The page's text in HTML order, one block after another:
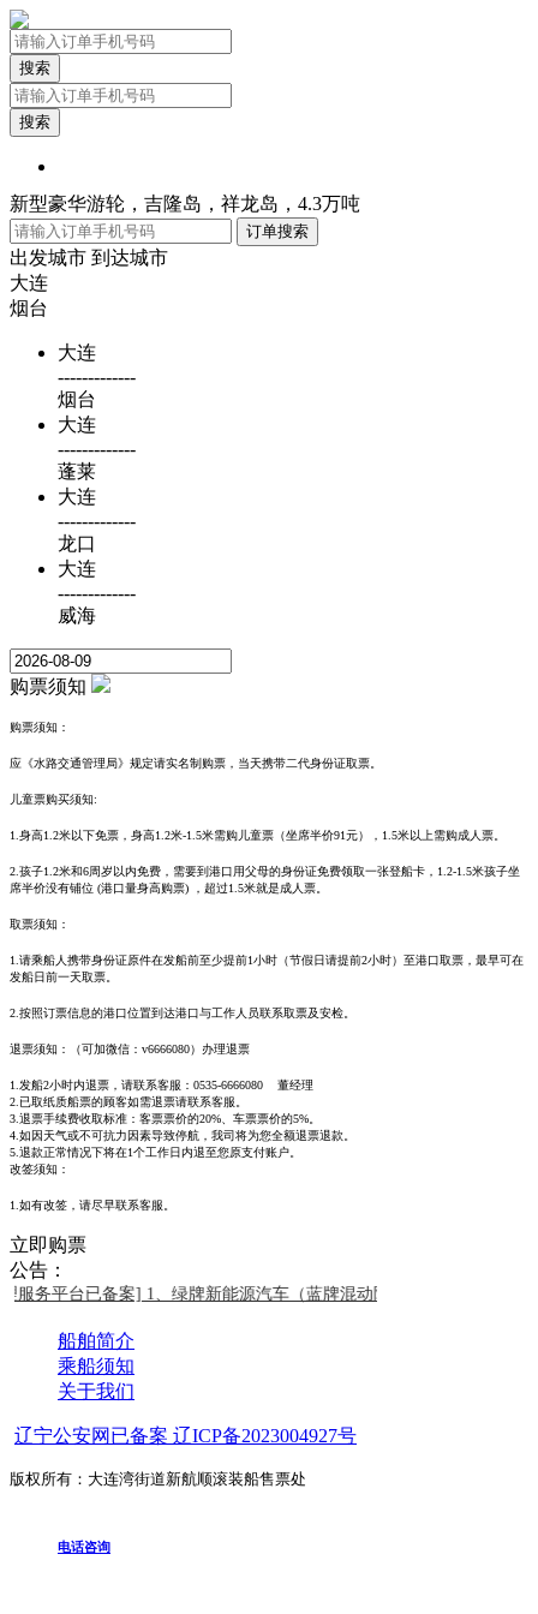
搜索
搜索
新型豪华游轮，吉隆岛，祥龙岛，4.3万吨
出发城市 到达城市
大连
烟台
大连
-------------
烟台
大连
-------------
蓬莱
大连
-------------
龙口
大连
-------------
威海
购票须知
购票须知：
应《水路交通管理局》规定请实名制购票，当天携带二代身份证取票。
儿童票购买须知:
1. 身高1.2米以下免票， 身高1.2米-1.5米需购儿童票（坐席半价91元），1.5米以上需购成人票。
2.孩子1.2米和6周岁以内免费，需要到港口用父母的身份证免费领取一张登船卡，1.2-1.5米孩子坐
席半价没有铺位 (港口量身高购票) ，超过1.5米就是成人票。
取票须知：
1.请乘船人携带身份证原件在发船前至少提前1小时（节假日请提前2小时）至港口取票，最早可在
发船日前一天取票。
2.按照订票信息的港口位置到达港口与工作人员联系取票及安检。
退票须知： （可加微信：v6666080） 办理退票
1.发船2小时内退票，请联系客服：0535-6666080 董经理
2.已取纸质船票的顾客如需退票请联系客服。
3.退票手续费收取标准：客票票价的20%、车票票价的5%。
4.如因天气或不可抗力因素导致停航，我司将为您全额退票退款。
5.退款正常情况下将在1个工作日内退至您原支付账户。
改签须知：
1.如有改签，请尽早联系客服。
立即购票
公告：
服务平台已备案]1、绿牌新能源汽车（蓝牌混动除外）禁止购票乘船
船舶简介
乘船须知
关于我们
辽宁公安网已备案 辽ICP备2023004927号
版权所有：大连湾街道新航顺滚装船售票处
电话咨询